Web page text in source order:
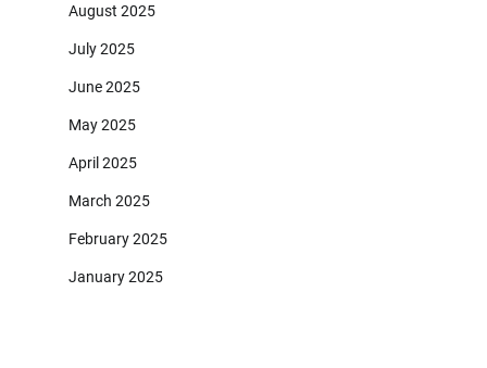
August 2025
July 2025
June 2025
May 2025
April 2025
March 2025
February 2025
January 2025